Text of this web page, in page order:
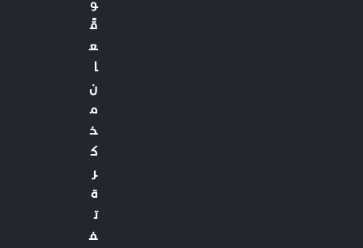
قّ
ع
ا
ن
م
ذ
ك
ر
ة
ت
ف